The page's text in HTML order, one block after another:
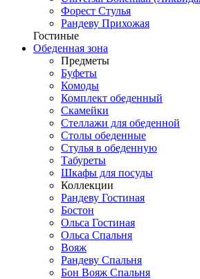
Форест Стулья
Рандеву Прихожая
Гостиные
Обеденная зона
Предметы
Буфеты
Комоды
Комплект обеденный
Скамейки
Стеллажи для обеденной
Столы обеденные
Стулья в обеденную
Табуреты
Шкафы для посуды
Коллекции
Рандеву Гостиная
Бостон
Ольса Гостиная
Ольса Спальня
Вояж
Рандеву Спальня
Бон Вояж Спальня